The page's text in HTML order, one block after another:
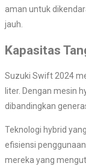
aman untuk
jauh.
Kapasitas
Suzuki Swift 2024
liter. Dengan mesin
dibandingkan
Teknologi hybrid
efisiensi
mereka yang